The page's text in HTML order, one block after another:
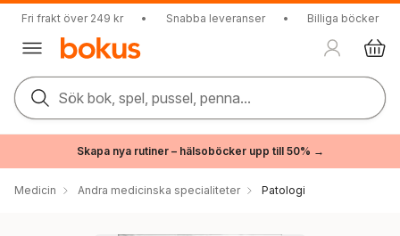
Fri frakt över 249 kr • Snabba leveranser • Billiga böcker
Sök bok, spel, pussel, penna...
Skapa nya rutiner – hälsoböcker upp till 50% →
Medicin Andra medicinska specialiteter Patologi